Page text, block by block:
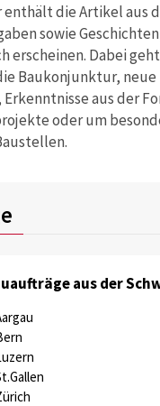
enthält die Artikel aus
sowie
erscheinen. Dabei
Baukonjunktur, neue
aus der
oder um
aus der